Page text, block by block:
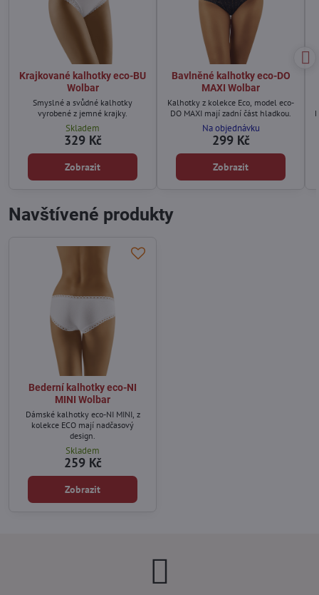
Krajkované kalhotky eco-BU
Wolbar
Smyslné a svůdné kalhotky
vyrobené z jemné krajky.
Skladem
329 Kč
Zobrazit
Bavlněné kalhotky eco-DO
MAXI Wolbar
Kalhotky z kolekce Eco, model eco-
DO MAXI mají zadní část hladkou.
Na objednávku
299 Kč
Zobrazit
Navštívené produkty
Bederní kalhotky eco-NI
MINI Wolbar
Dámské kalhotky eco-NI MINI, z
kolekce ECO mají nadčasový
design.
Skladem
259 Kč
Zobrazit